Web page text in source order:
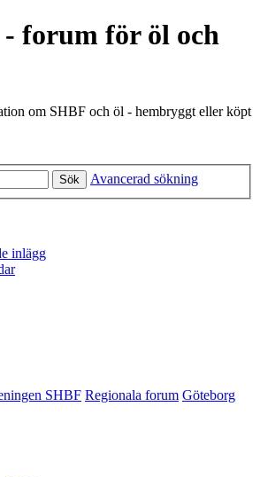
forum för öl och
om SHBF och öl - hembryggt eller köpt
Sök Avancerad sökning
inlägg
SHBF Regionala forum Göteborg